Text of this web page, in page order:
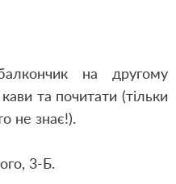
на другому
та почитати (тільки
не знає!).
3-Б.